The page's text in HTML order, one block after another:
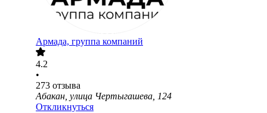
Армада, группа компаний
4.2
•
273 отзыва
Абакан, улица Чертыгашева, 124
Откликнуться